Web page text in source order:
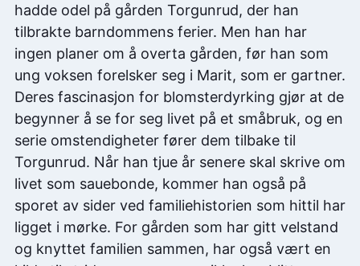
hadde odel på gården Torgunrud, der han
tilbrakte barndommens ferier. Men han har
ingen planer om å overta gården, før han som
ung voksen forelsker seg i Marit, som er gartner.
Deres fascinasjon for blomsterdyrking gjør at de
begynner å se for seg livet på et småbruk, og en
serie omstendigheter fører dem tilbake til
Torgunrud. Når han tjue år senere skal skrive om
livet som sauebonde, kommer han også på
sporet av sider ved familiehistorien som hittil har
ligget i mørke. For gården som har gitt velstand
og knyttet familien sammen, har også vært en